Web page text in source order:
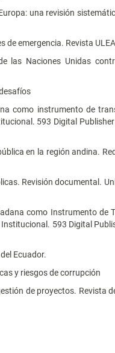
una revisión
emergencia. Revista
las Naciones Unidas
como instrumento de
593 Digital Publisher
en la región andina.
Revisión documental.
como Instrumento de
593 Digital
Ecuador.
y riesgos de corrupción
de proyectos. Revista